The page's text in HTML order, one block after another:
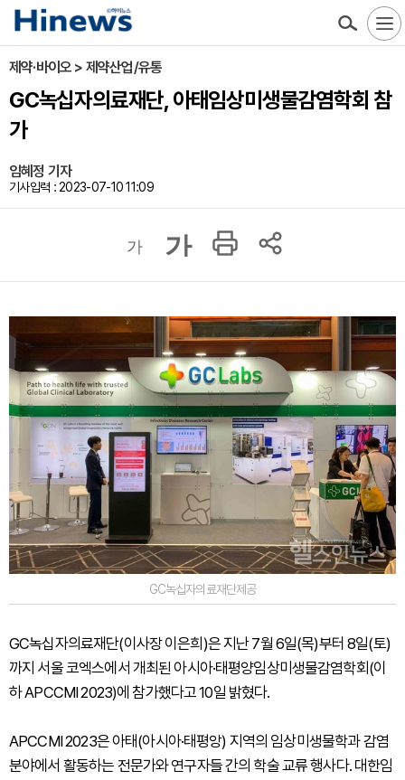
제약·바이오 > 제약산업/유통
GC녹십자의료재단, 아태임상미생물감염학회 참
가
임혜정 기자
기사입력 : 2023-07-10 11:09
가 가
GC녹십자의료재단제공
GC녹십자의료재단(이사장 이은희)은 지난 7월 6일(목)부터 8일(토)
까지 서울 코엑스에서 개최된 아시아·태평양임상미생물감염학회(이
하 APCCMI 2023)에 참가했다고 10일 밝혔다.
APCCMI 2023은 아태(아시아·태평앙) 지역의 임상미생물학과 감염
분야에서 활동하는 전문가와 연구자들 간의 학술 교류 행사다. 대한임